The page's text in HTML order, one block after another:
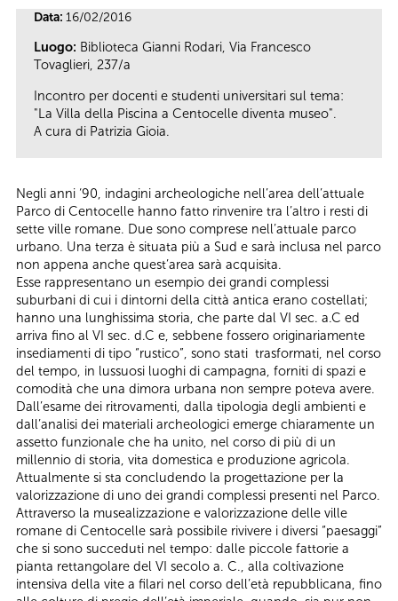
Data: 16/02/2016
Luogo: Biblioteca Gianni Rodari, Via Francesco
Tovaglieri, 237/a
Incontro per docenti e studenti universitari sul tema:
"La Villa della Piscina a Centocelle diventa museo".
A cura di Patrizia Gioia.
Negli anni ‘90, indagini archeologiche nell’area dell’attuale
Parco di Centocelle hanno fatto rinvenire tra l’altro i resti di
sette ville romane. Due sono comprese nell’attuale parco
urbano. Una terza è situata più a Sud e sarà inclusa nel parco
non appena anche quest’area sarà acquisita.
Esse rappresentano un esempio dei grandi complessi
suburbani di cui i dintorni della città antica erano costellati;
hanno una lunghissima storia, che parte dal VI sec. a.C ed
arriva fino al VI sec. d.C e, sebbene fossero originariamente
insediamenti di tipo “rustico”, sono stati trasformati, nel corso
del tempo, in lussuosi luoghi di campagna, forniti di spazi e
comodità che una dimora urbana non sempre poteva avere.
Dall’esame dei ritrovamenti, dalla tipologia degli ambienti e
dall’analisi dei materiali archeologici emerge chiaramente un
assetto funzionale che ha unito, nel corso di più di un
millennio di storia, vita domestica e produzione agricola.
Attualmente si sta concludendo la progettazione per la
valorizzazione di uno dei grandi complessi presenti nel Parco.
Attraverso la musealizzazione e valorizzazione delle ville
romane di Centocelle sarà possibile rivivere i diversi “paesaggi”
che si sono succeduti nel tempo: dalle piccole fattorie a
pianta rettangolare del VI secolo a. C., alla coltivazione
intensiva della vite a filari nel corso dell’età repubblicana, fino